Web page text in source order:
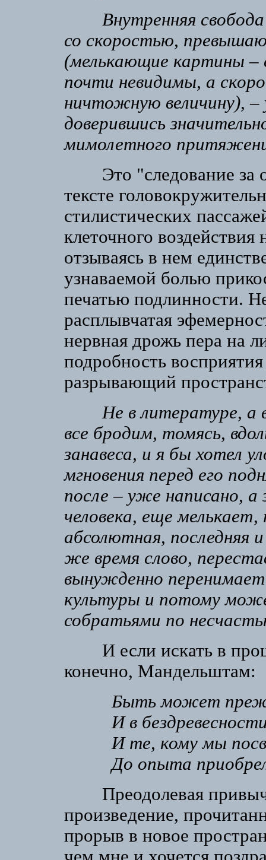
Внутренняя
со скоростью,
(мелькающие картины –
почти невидимы, а
ничтожную величину), –
доверившись
мимолетного
Это "следование за
тексте
стилистических
клеточного
отзываясь в нем
узнаваемой болью
печатью подлинности.
расплывчатая
нервная дрожь пера на
подробность
разрывающий
Не в литературе, а
все бродим, томясь,
занавеса, и я бы хотел
мгновения перед его
после – уже написано, а
человека, еще
абсолютная, последняя
же время слово,
вынужденно
культуры и потому
собратьями по
И если искать в
конечно, Мандельштам:
Быть может
И в
И те, кому мы
До опыта
Преодолевая
произведение,
прорыв в новое